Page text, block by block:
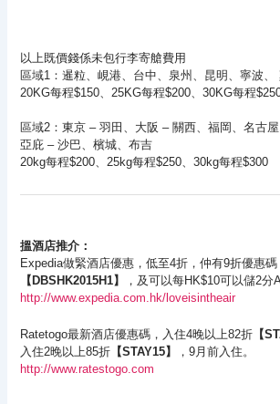
以上既價錢係未包行李寄艙費用
區域1：暹粒、峴港、台中、泉州、昆明、寧波、
20KG每程$150、25KG每程$200、30KG每程
區域2：東京 – 羽田、大阪 – 關西、福岡、名古
亞庇 – 沙巴、檳城、布吉
20kg每程$200、25kg每程$250、30kg每程$300
搵酒店推介：
Expedia做緊酒店優惠，低至4折，仲有9折優惠碼
【 DBSHK2015H1】
，及可以每HK$10可以儲2分
http://www.expedia.com.hk/loveisintheair
Ratetogo最新酒店優惠碼，入住4晚以上82折 【
入住2晚以上85折 【STAY15】
，9月前入住。
http://www.ratestogo.com